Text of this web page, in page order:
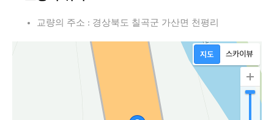
교량의 주소 : 경상북도 칠곡군 가산면 천평리